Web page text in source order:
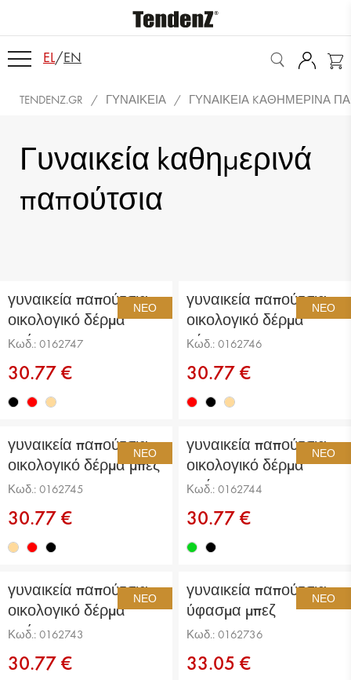
EL/EN
TENDENZ.GR ΓΥΝΑΙΚΕΊΑ ΓΥΝΑΙΚΕΊΑ KΑΘΗΜΕΡΙΝΆ
Γυναικεία kαθημερινά
παπούτσια
ΝΈΟ
γυναικεία παπούτσια
οικολογικό δέρμα
μαύρο
Κωδ.: 0162747
30.77 €
ΝΈΟ
γυναικεία παπούτσια
οικολογικό δέρμα
κόκκινες
Κωδ.: 0162746
30.77 €
ΝΈΟ
γυναικεία παπούτσια
οικολογικό δέρμα μπεζ
Κωδ.: 0162745
30.77 €
ΝΈΟ
γυναικεία παπούτσια
οικολογικό δέρμα
πράσινα
Κωδ.: 0162744
30.77 €
ΝΈΟ
γυναικεία παπούτσια
οικολογικό δέρμα
μαύρο
Κωδ.: 0162743
30.77 €
ΝΈΟ
γυναικεία παπούτσια
ύφασμα μπεζ
Κωδ.: 0162736
33.05 €